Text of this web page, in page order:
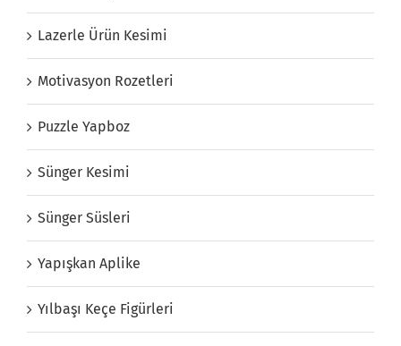
Lazerle Ürün Kesimi
Motivasyon Rozetleri
Puzzle Yapboz
Sünger Kesimi
Sünger Süsleri
Yapışkan Aplike
Yılbaşı Keçe Figürleri